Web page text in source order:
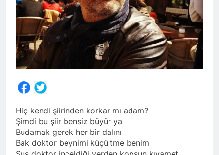
Hiç kendi şiirinden korkar mı adam?
Şimdi bu şiir bensiz büyür ya
Budamak gerek her bir dalını
Bak doktor beynimi küçültme benim